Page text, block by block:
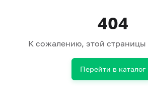
404
К сожалению, этой страницы
Перейти в каталог